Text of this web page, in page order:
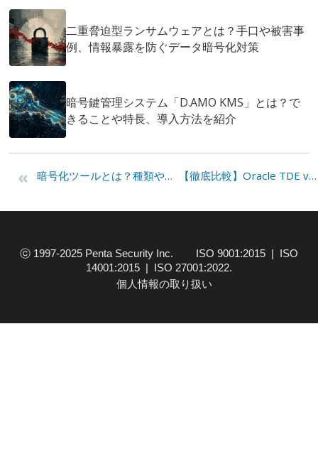
二重脅迫型ランサムウェアとは？手口や被害事
例、情報暴露を防ぐデータ暗号化対策
暗号鍵管理システム「D.AMO KMS」とは？で
きることや特長、導入方法を紹介
« 暗号化ツールとは？種類や選び方、鍵管理まで備えたおすすめ製品を紹介 【徹底比較】Oracle TDE vs D.AMO DP｜Oracleデータベース暗号化の失敗しない選び方
ⓒ 1997-2025 Penta Security Inc. ISO 9001:2015 | ISO
14001:2015 | ISO 27001:2022.
個人情報の取り扱い